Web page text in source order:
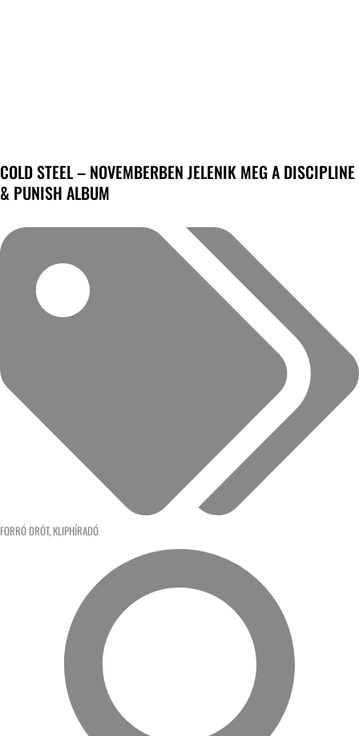
COLD STEEL – NOVEMBERBEN JELENIK MEG A DISCIPLINE
& PUNISH ALBUM
FORRÓ DRÓT, KLIPHÍRADÓ